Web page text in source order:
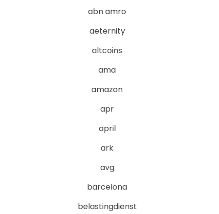
abn amro
aeternity
altcoins
ama
amazon
apr
april
ark
avg
barcelona
belastingdienst